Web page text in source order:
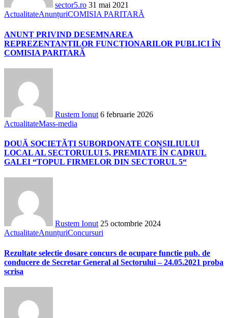
sector5.ro 31 mai 2021
ActualitateAnunțuriCOMISIA PARITARĂ
ANUNȚ PRIVIND DESEMNAREA
REPREZENTANȚILOR FUNCȚIONARILOR PUBLICI ÎN
COMISIA PARITARĂ
Rustem Ionut 6 februarie 2026
ActualitateMass-media
DOUĂ SOCIETĂȚI SUBORDONATE CONSILIULUI
LOCAL AL SECTORULUI 5, PREMIATE ÎN CADRUL
GALEI “TOPUL FIRMELOR DIN SECTORUL 5“
Rustem Ionut 25 octombrie 2024
ActualitateAnunțuriConcursuri
Rezultate selectie dosare concurs de ocupare functie pub. de
conducere de Secretar General al Sectorului – 24.05.2021 proba
scrisa